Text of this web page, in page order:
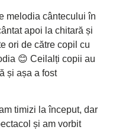
melodia cântecului în
apoi la chitară și
ori de către copil cu
😊 Ceilalți copii au
și așa a fost
timizi la început, dar
și am vorbit